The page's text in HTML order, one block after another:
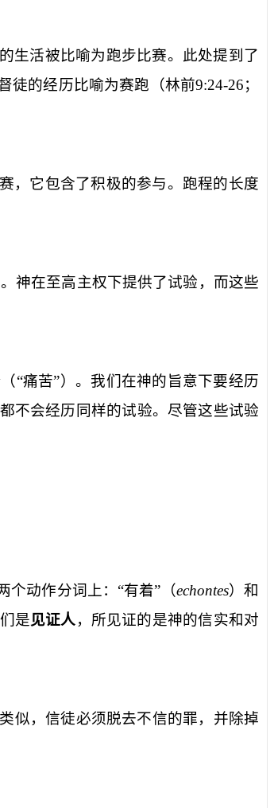
生活被比喻为跑步比赛。此处提到了
徒的经历比喻为赛跑（林前9:24-26；
，它包含了积极的参与。跑程的长度
神在至高主权下提供了试验，而这些
（“痛苦”）。我们在神的旨意下要经历
不会经历同样的试验。尽管这些试验
个动作分词上：“有着”（echontes）和
是见证人 ，所见证的是神的信实和对
似，信徒必须脱去不信的罪，并除掉